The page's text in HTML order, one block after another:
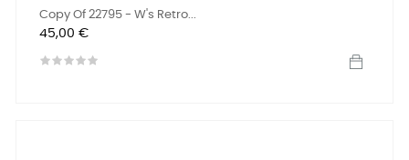
Copy Of 22795 - W's Retro...
Precio
45,00 €